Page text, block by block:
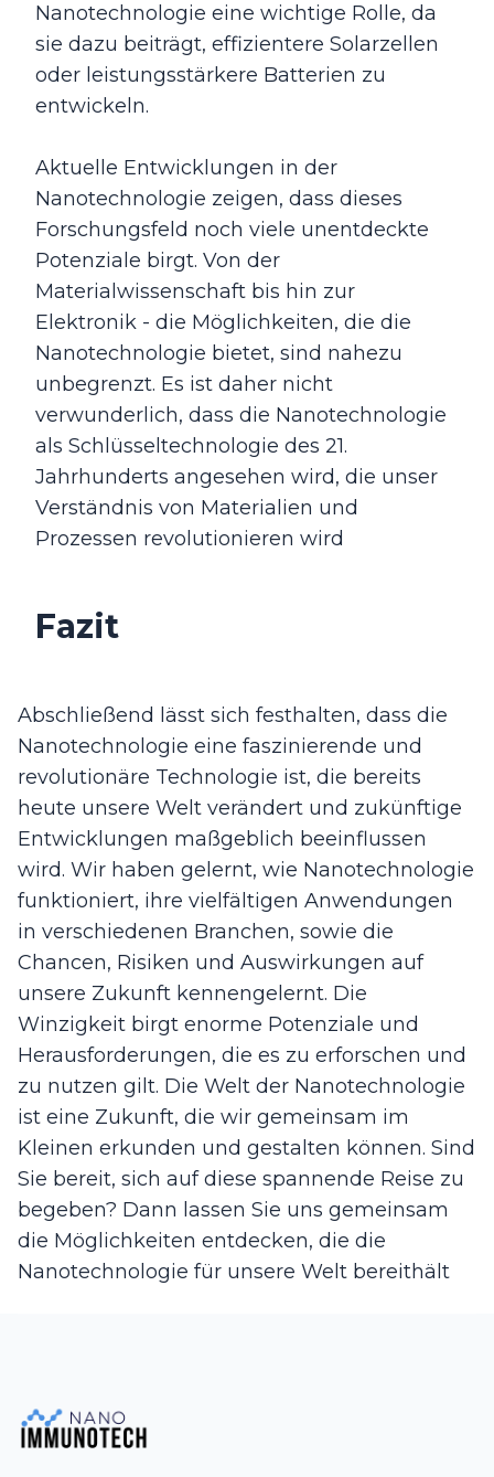
Nanotechnologie eine wichtige Rolle, da
sie dazu beiträgt, effizientere Solarzellen
oder leistungsstärkere Batterien zu
entwickeln.
Aktuelle Entwicklungen in der
Nanotechnologie zeigen, dass dieses
Forschungsfeld noch viele unentdeckte
Potenziale birgt. Von der
Materialwissenschaft bis hin zur
Elektronik - die Möglichkeiten, die die
Nanotechnologie bietet, sind nahezu
unbegrenzt. Es ist daher nicht
verwunderlich, dass die Nanotechnologie
als Schlüsseltechnologie des 21.
Jahrhunderts angesehen wird, die unser
Verständnis von Materialien und
Prozessen revolutionieren wird
Fazit
Abschließend lässt sich festhalten, dass die
Nanotechnologie eine faszinierende und
revolutionäre Technologie ist, die bereits
heute unsere Welt verändert und zukünftige
Entwicklungen maßgeblich beeinflussen
wird. Wir haben gelernt, wie Nanotechnologie
funktioniert, ihre vielfältigen Anwendungen
in verschiedenen Branchen, sowie die
Chancen, Risiken und Auswirkungen auf
unsere Zukunft kennengelernt. Die
Winzigkeit birgt enorme Potenziale und
Herausforderungen, die es zu erforschen und
zu nutzen gilt. Die Welt der Nanotechnologie
ist eine Zukunft, die wir gemeinsam im
Kleinen erkunden und gestalten können. Sind
Sie bereit, sich auf diese spannende Reise zu
begeben? Dann lassen Sie uns gemeinsam
die Möglichkeiten entdecken, die die
Nanotechnologie für unsere Welt bereithält